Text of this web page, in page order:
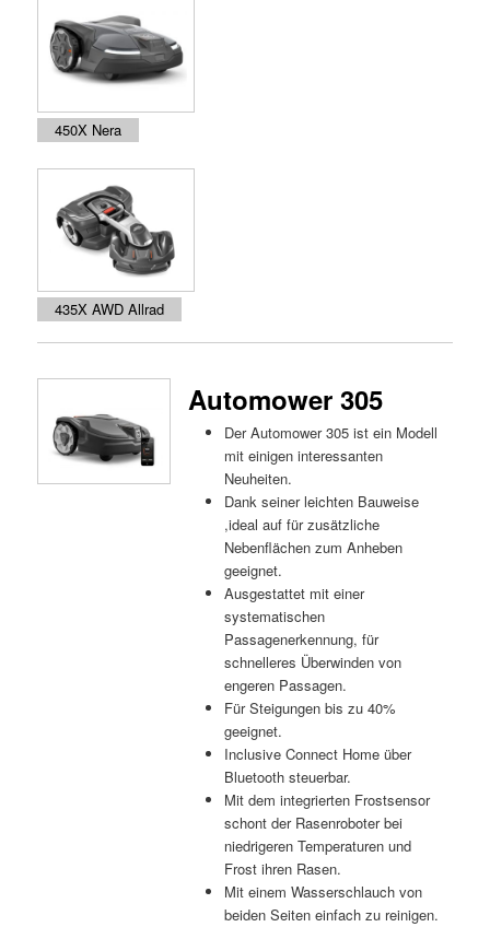
450X Nera
435X AWD Allrad
Automower 305
Der Automower 305 ist ein Modell
mit einigen interessanten
Neuheiten.
Dank seiner leichten Bauweise
,ideal auf für zusätzliche
Nebenflächen zum Anheben
geeignet.
Ausgestattet mit einer
systematischen
Passagenerkennung, für
schnelleres Überwinden von
engeren Passagen.
Für Steigungen bis zu 40%
geeignet.
Inclusive Connect Home über
Bluetooth steuerbar.
Mit dem integrierten Frostsensor
schont der Rasenroboter bei
niedrigeren Temperaturen und
Frost ihren Rasen.
Mit einem Wasserschlauch von
beiden Seiten einfach zu reinigen.